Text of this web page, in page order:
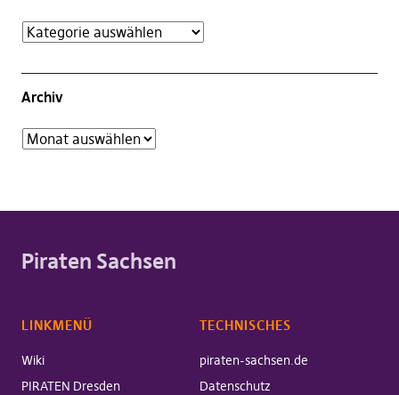
Archiv
Piraten Sachsen
LINKMENÜ
Wiki
PIRATEN Dresden
TECHNISCHES
piraten-sachsen.de
Datenschutz